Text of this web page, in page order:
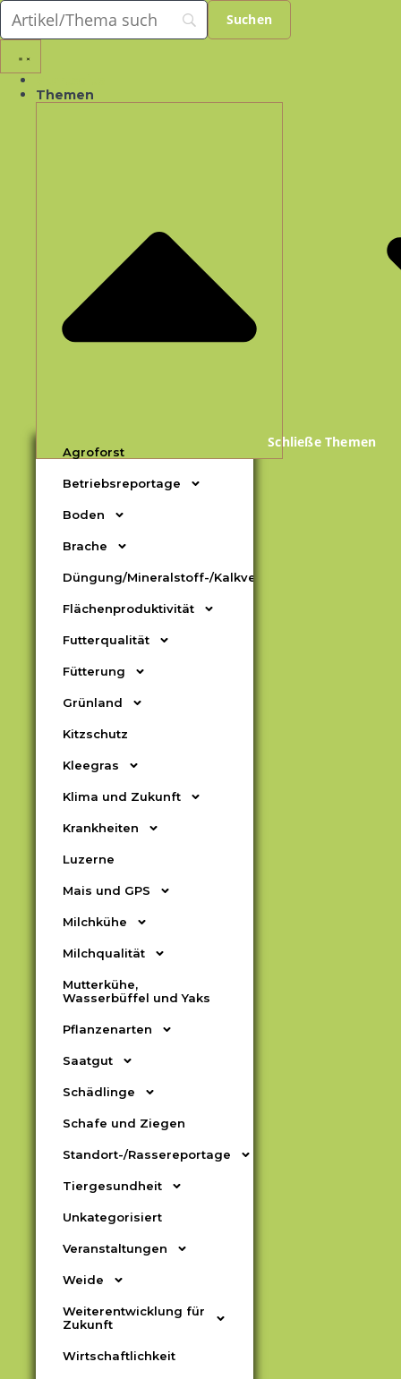
Themen
Schließe Themen
Agroforst
Betriebsreportage
Boden
Brache
Düngung/Mineralstoff-/Kalkversorgung
Flächenproduktivität
Futterqualität
Fütterung
Grünland
Kitzschutz
Kleegras
Klima und Zukunft
Krankheiten
Luzerne
Mais und GPS
Milchkühe
Milchqualität
Mutterkühe,
Wasserbüffel und Yaks
Pflanzenarten
Saatgut
Schädlinge
Schafe und Ziegen
Standort-/Rassereportage
Tiergesundheit
Unkategorisiert
Veranstaltungen
Weide
Weiterentwicklung für
Zukunft
Wirtschaftlichkeit